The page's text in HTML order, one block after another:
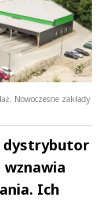
Nowoczesne zakłady
dystrybutor
wznawia
Ich